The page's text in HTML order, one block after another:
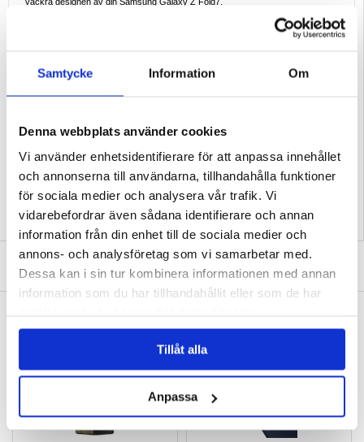
Samtycke Information Om
Denna webbplats använder cookies
Vi använder enhetsidentifierare för att anpassa innehållet
och annonserna till användarna, tillhandahålla funktioner
för sociala medier och analysera vår trafik. Vi
vidarebefordrar även sådana identifierare och annan
information från din enhet till de sociala medier och
annons- och analysföretag som vi samarbetar med.
Dessa kan i sin tur kombinera informationen med annan
information som du har tillhandahållit eller som de har
Tillåt alla
Anpassa
- Taktila skydd håller knapparna skyddade mot smuts
- Material: TPU, akryl
Kompatibilitet:Samsung Galaxy Z Fold7
EAN: 5714122538055
Relaterade kategorier:Mobiltillbehör ,Samsung Skal & Tillbehör,Samsung
SKRIV EN RECENSION
Samsung Galaxy Z Fold7 Northjo
Samsung Galaxy Z Fold7 Ringke Easy Slide